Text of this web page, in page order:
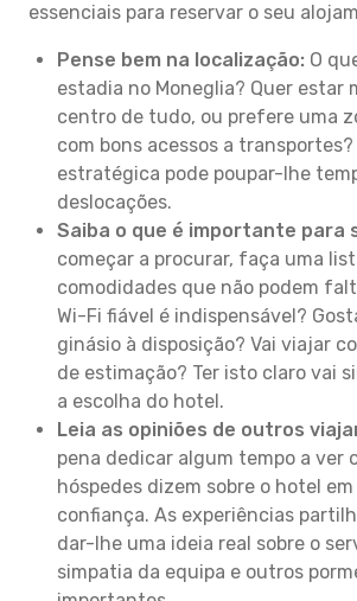
essenciais para reservar o seu
Pense bem na localização: O
estadia no Moneglia? Quer estar
centro de tudo, ou prefere uma
com bons acessos a
estratégica pode poupar-lhe
deslocações.
Saiba o que é importante para
começar a procurar, faça uma
comodidades que não podem
Wi-Fi fiável é indispensável?
ginásio à disposição? Vai viajar
de estimação? Ter isto claro vai
a escolha do hotel.
Leia as opiniões de outros
pena dedicar algum tempo a ver
hóspedes dizem sobre o hotel
confiança. As experiências
dar-lhe uma ideia real sobre o
simpatia da equipa e outros